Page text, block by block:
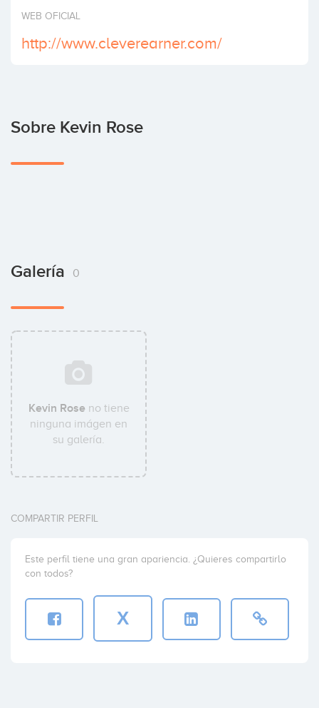
Invertir
WEB OFICIAL
http://www.cleverearner.com/
Sobre Kevin Rose
Galería 0
Kevin Roseno tiene
ninguna imágen en
su galería.
COMPARTIR PERFIL
Este perfil tiene una gran apariencia. ¿Quieres compartirlo
con todos?
X